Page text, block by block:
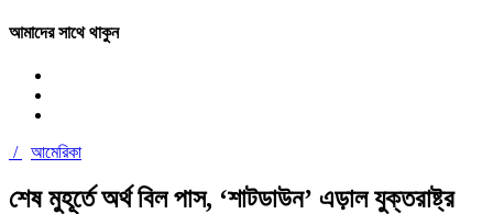
আমাদের সাথে থাকুন
/ আমেরিকা
শেষ মুহূর্তে অর্থ বিল পাস, ‘শাটডাউন’ এড়াল যুক্তরাষ্ট্র